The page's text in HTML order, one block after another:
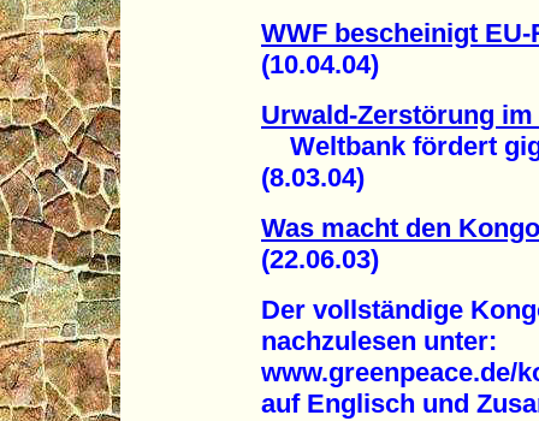
WWF bescheinigt
(10.04.04)
Urwald-Zerstörung
Weltbank fördert
(8.03.04)
Was macht den
(22.06.03)
Der vollständige
nachzulesen unter:
www.greenpeace.de/
auf Englisch und